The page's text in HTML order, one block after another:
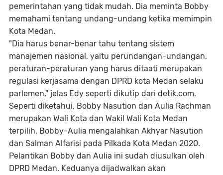
pemerintahan yang tidak mudah. Dia meminta Bobby
memahami tentang undang-undang ketika memimpin
Kota Medan.
"Dia harus benar-benar tahu tentang sistem
manajemen nasional, yaitu perundangan-undangan,
peraturan-peraturan yang harus ditaati merupakan
regulasi kerjasama dengan DPRD kota Medan selaku
parlemen," jelas Edy seperti dikutip dari detik.com.
Seperti diketahui, Bobby Nasution dan Aulia Rachman
merupakan Wali Kota dan Wakil Wali Kota Medan
terpilih. Bobby-Aulia mengalahkan Akhyar Nasution
dan Salman Alfarisi pada Pilkada Kota Medan 2020.
Pelantikan Bobby dan Aulia ini sudah diusulkan oleh
DPRD Medan. Keduanya dijadwalkan akan